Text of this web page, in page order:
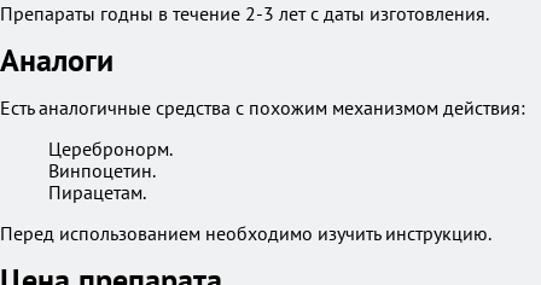
Препараты годны в течение 2-3 лет с даты изготовления.
Аналоги
Есть аналогичные средства с похожим механизмом действия:
Церебронорм.
Винпоцетин.
Пирацетам.
Перед использованием необходимо изучить инструкцию.